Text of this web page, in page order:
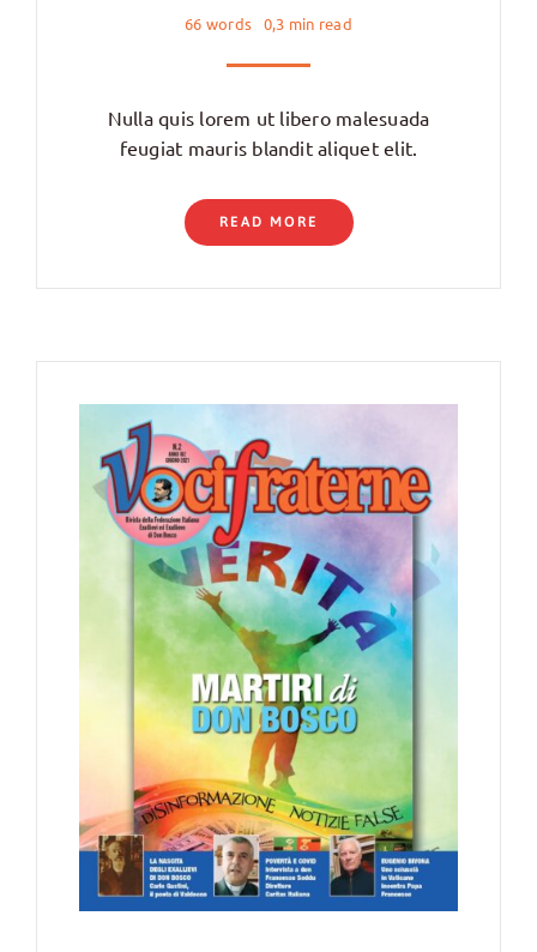
66 words 0,3 min read
Nulla quis lorem ut libero malesuada
feugiat mauris blandit aliquet elit.
READ MORE